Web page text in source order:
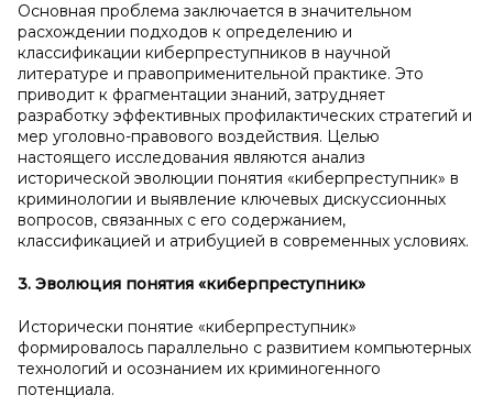
Основная проблема заключается в значительном
расхождении подходов к определению и
классификации киберпреступников в научной
литературе и правоприменительной практике. Это
приводит к фрагментации знаний, затрудняет
разработку эффективных профилактических стратегий и
мер уголовно-правового воздействия. Целью
настоящего исследования являются анализ
исторической эволюции понятия «киберпреступник» в
криминологии и выявление ключевых дискуссионных
вопросов, связанных с его содержанием,
классификацией и атрибуцией в современных условиях.
3. Эволюция понятия «киберпреступник»
Исторически понятие «киберпреступник»
формировалось параллельно с развитием компьютерных
технологий и осознанием их криминогенного
потенциала.